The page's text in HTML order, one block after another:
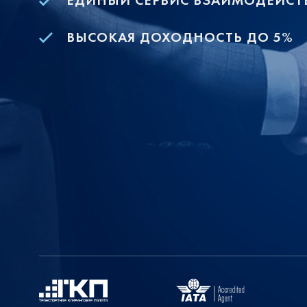
ВЫСОКАЯ ДОХОДНОСТЬ ДО 5%